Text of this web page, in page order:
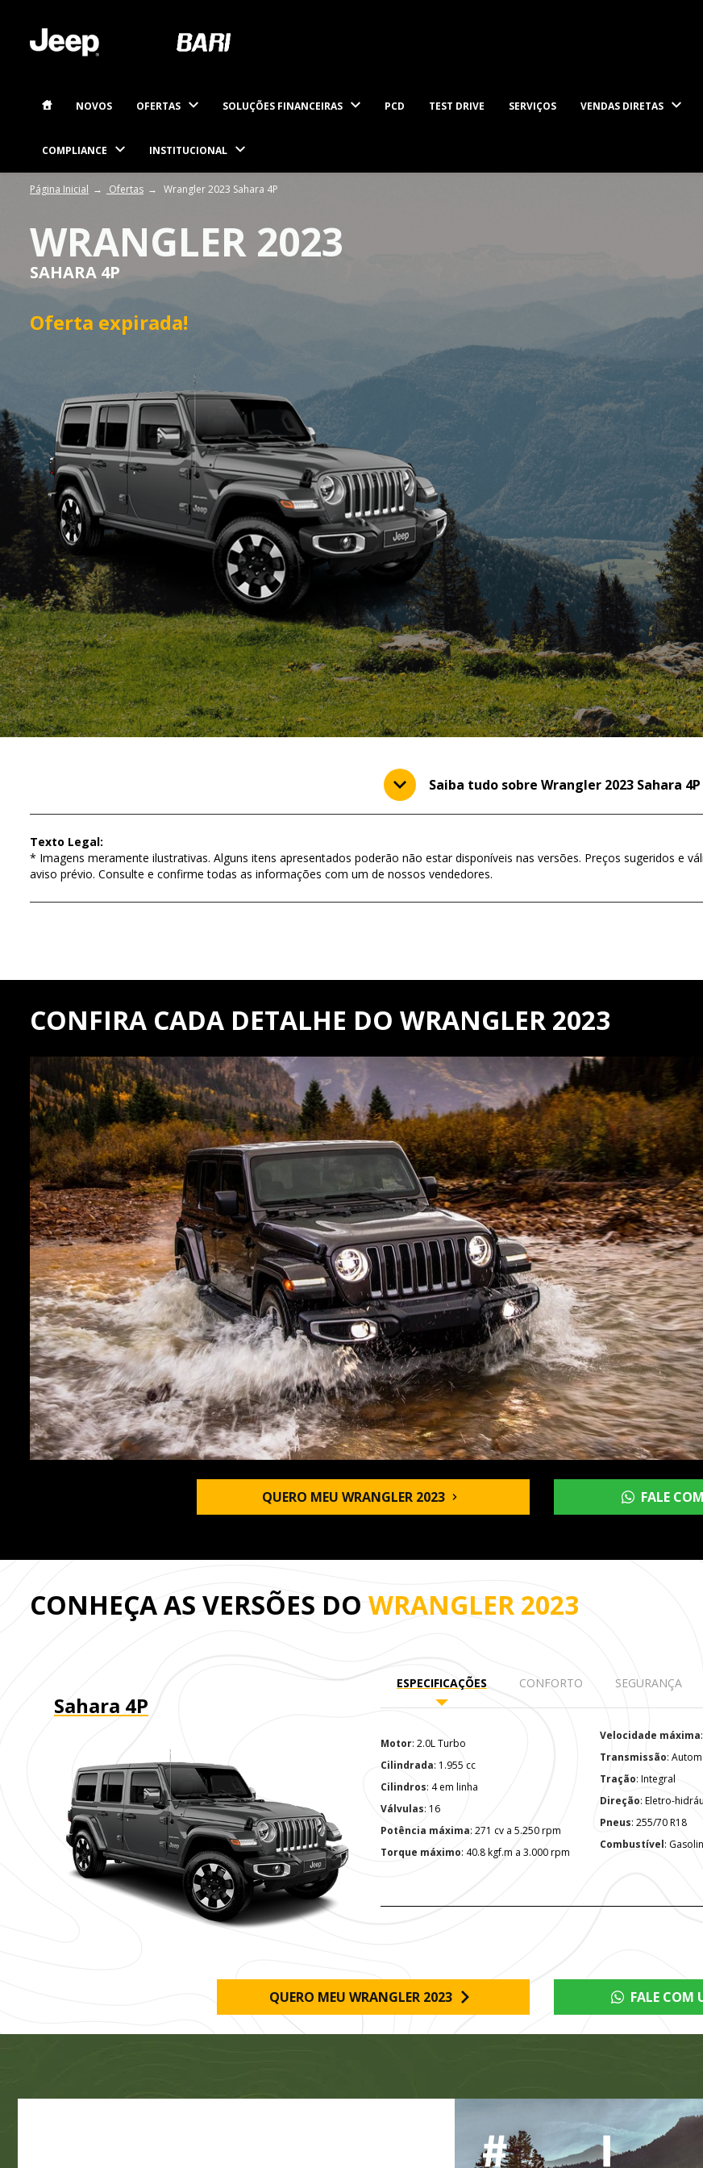
NOVOS OFERTAS SOLUÇÕES FINANCEIRAS PCD TEST DRIVE SERVIÇOS VENDAS DIRETAS
COMPLIANCE INSTITUCIONAL
Página Inicial Ofertas Wrangler 2023 Sahara 4P
WRANGLER 2023
SAHARA 4P
Oferta expirada!
Saiba tudo sobre Wrangler 2023 Sahara 4P
Texto Legal:
* Imagens meramente ilustrativas. Alguns itens apresentados poderão não estar disponíveis nas versões. Preços sugeridos e
aviso prévio. Consulte e confirme todas as informações com um de nossos vendedores.
CONFIRA CADA DETALHE DO WRANGLER 2023
QUERO MEU WRANGLER 2023 FALE
CONHEÇA AS VERSÕES DO WRANGLER 2023
Sahara 4P
ESPECIFICAÇÕES CONFORTO SEGURANÇA
Motor : 2.0L Turbo
Cilindrada : 1.955 cc
Cilindros : 4 em linha
Válvulas : 16
Potência máxima : 271 cv a 5.250 rpm
Torque máximo : 40.8 kgf.m a 3.000 rpm
Velocidade máxima
Transmissão :
Tração : Integral
Direção : Eletro-
Pneus : 255/70 R18
Combustível :
QUERO MEU WRANGLER 2023 FALE COM